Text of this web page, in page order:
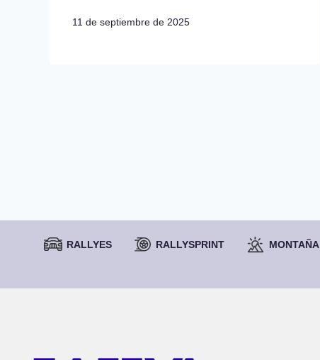
11 de septiembre de 2025
RALLYES RALLYSPRINT MONTAÑA